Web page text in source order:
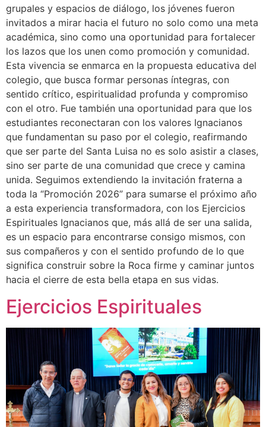
grupales y espacios de diálogo, los jóvenes fueron
invitados a mirar hacia el futuro no solo como una meta
académica, sino como una oportunidad para fortalecer
los lazos que los unen como promoción y comunidad.
Esta vivencia se enmarca en la propuesta educativa del
colegio, que busca formar personas íntegras, con
sentido crítico, espiritualidad profunda y compromiso
con el otro. Fue también una oportunidad para que los
estudiantes reconectaran con los valores Ignacianos
que fundamentan su paso por el colegio, reafirmando
que ser parte del Santa Luisa no es solo asistir a clases,
sino ser parte de una comunidad que crece y camina
unida. Seguimos extendiendo la invitación fraterna a
toda la “Promoción 2026” para sumarse el próximo año
a esta experiencia transformadora, con los Ejercicios
Espirituales Ignacianos que, más allá de ser una salida,
es un espacio para encontrarse consigo mismos, con
sus compañeros y con el sentido profundo de lo que
significa construir sobre la Roca firme y caminar juntos
hacia el cierre de esta bella etapa en sus vidas.
Ejercicios Espirituales